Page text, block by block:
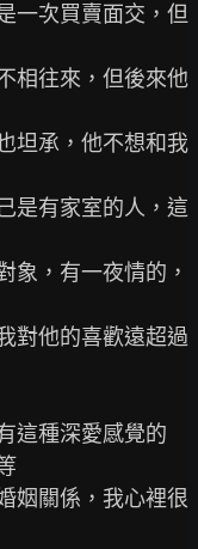
一次買賣面交，但
相往來，但後來他
坦承，他不想和我
是有家室的人，這
象，有一夜情的，
對他的喜歡遠超過
這種深愛感覺的
姻關係，我心裡很